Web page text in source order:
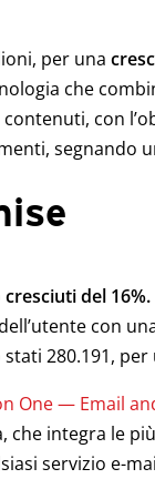
per una
che
con
cresciuti del 16%.
con
280.191, per
One — Email
integra le
servizio e-